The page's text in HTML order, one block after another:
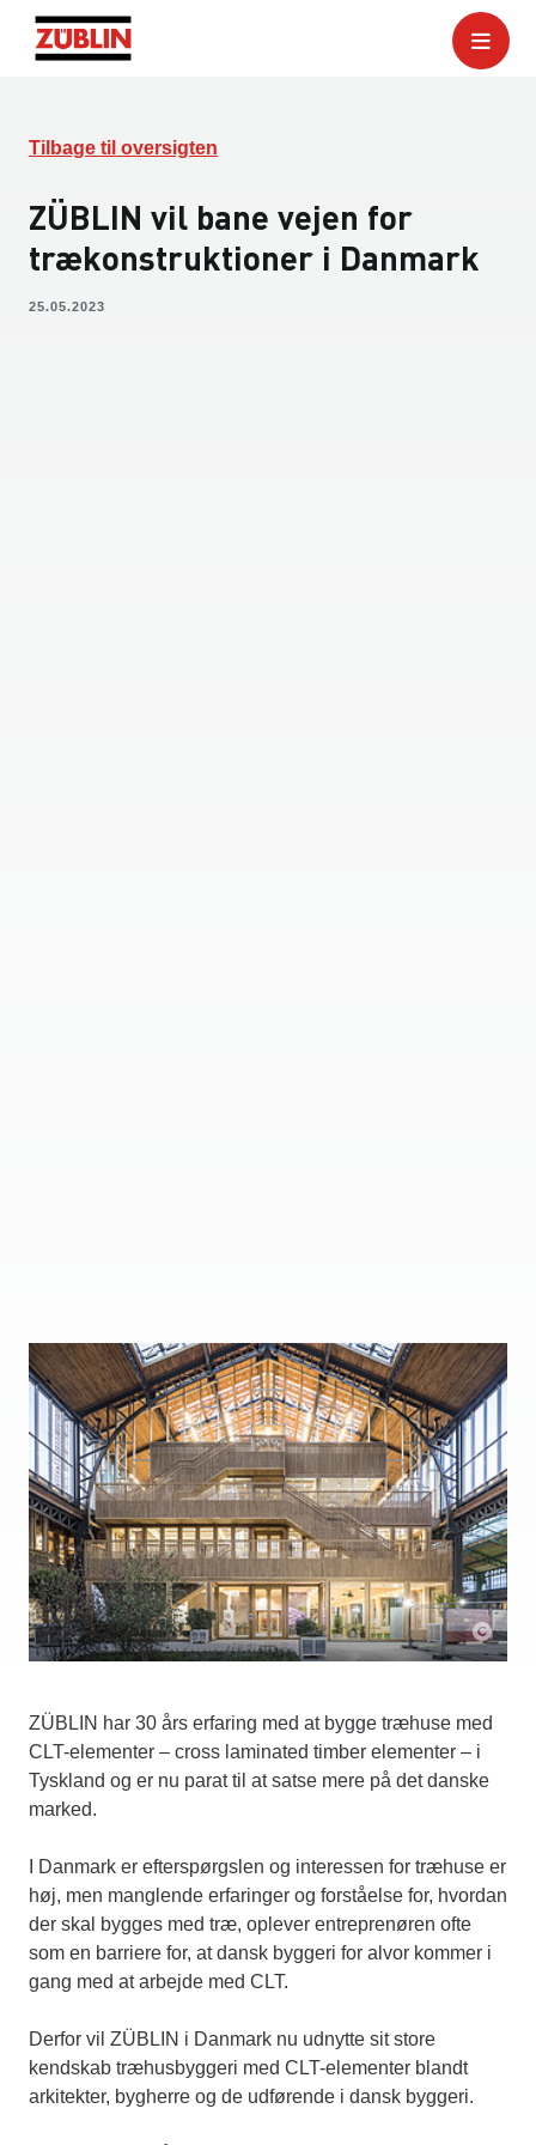
Tilbage til oversigten
ZÜBLIN vil bane vejen for
trækonstruktioner i Danmark
25.05.2023
ZÜBLIN har 30 års erfaring med at bygge træhuse med
CLT-elementer – cross laminated timber elementer – i
Tyskland og er nu parat til at satse mere på det danske
marked.
I Danmark er efterspørgslen og interessen for træhuse er
høj, men manglende erfaringer og forståelse for, hvordan
der skal bygges med træ, oplever entreprenøren ofte
som en barriere for, at dansk byggeri for alvor kommer i
gang med at arbejde med CLT.
Derfor vil ZÜBLIN i Danmark nu udnytte sit store
kendskab træhusbyggeri med CLT-elementer blandt
arkitekter, bygherre og de udførende i dansk byggeri.